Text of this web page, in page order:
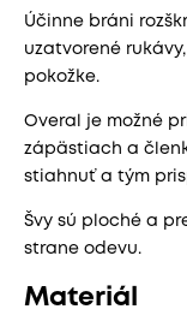
Účinne bráni
uzatvorené
pokožke.
Overal je možné
zápästiach a
stiahnuť a tým
Švy sú ploché a
strane odevu.
Materiál